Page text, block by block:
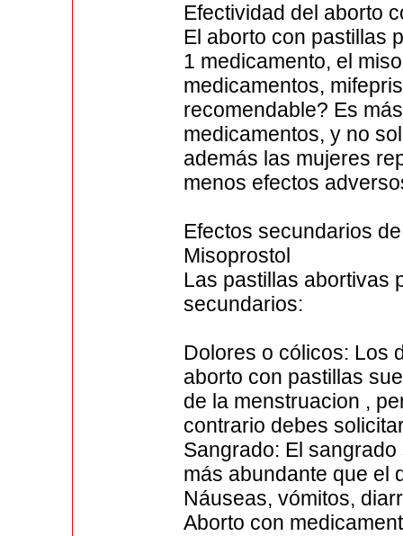
Efectividad del aborto
El aborto con pastillas
1 medicamento, el
medicamentos,
recomendable? Es
medicamentos, y no
además las mujeres
menos efectos
Efectos secundarios
Misoprostol
Las pastillas abortivas
secundarios:
Dolores o cólicos: Los
aborto con pastillas
de la menstruacion ,
contrario debes
Sangrado: El
más abundante que el
Náuseas, vómitos,
Aborto con